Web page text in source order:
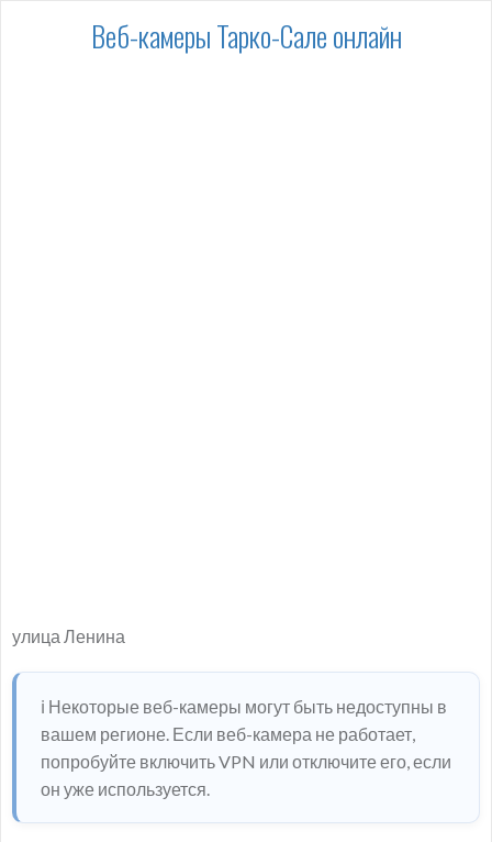
Веб-камеры Тарко-Сале онлайн
улица Ленина
ℹ️ Некоторые веб-камеры могут быть недоступны в
вашем регионе. Если веб-камера не работает,
попробуйте включить VPN или отключите его, если
он уже используется.